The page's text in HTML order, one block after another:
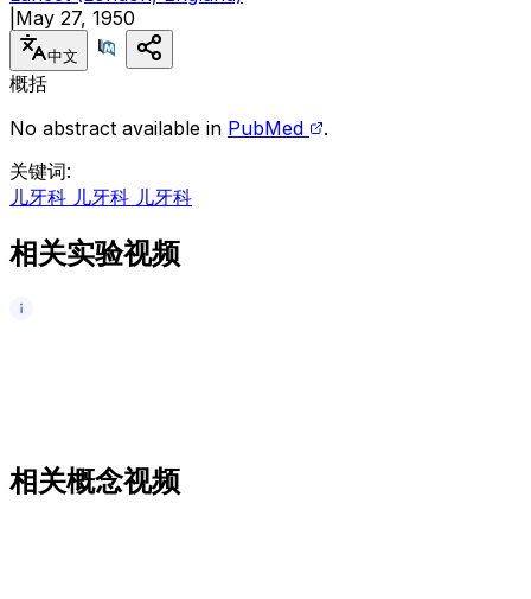
May 27, 1950
中文
概括
No abstract available in PubMed
.
关键词:
儿牙科 儿牙科 儿牙科
相关实验视频
相关概念视频